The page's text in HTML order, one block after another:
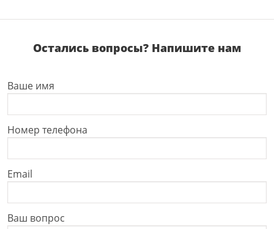
Остались вопросы? Напишите нам
Ваше имя
Номер телефона
Email
Ваш вопрос